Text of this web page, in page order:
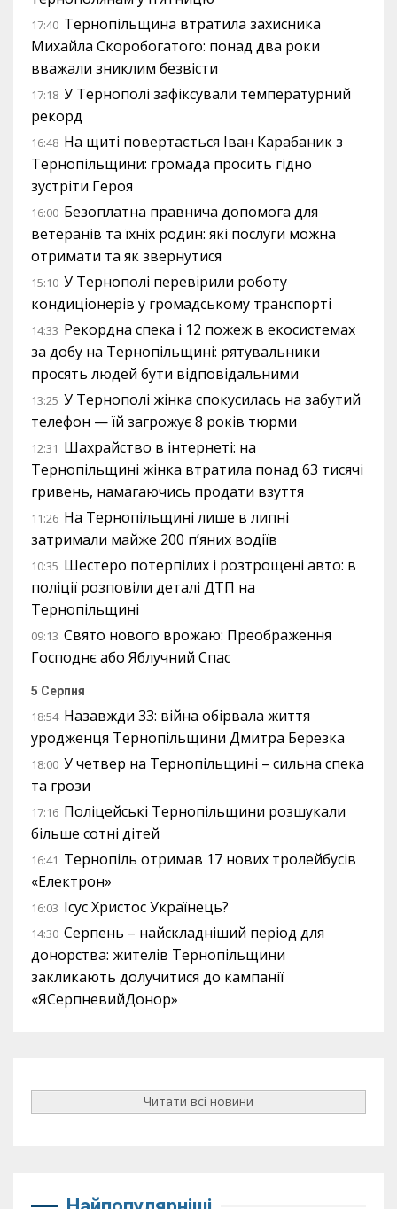
17:40 Тернопільщина втратила захисника
Михайла Скоробогатого: понад два роки
вважали зниклим безвісти
17:18 У Тернополі зафіксували температурний
рекорд
16:48 На щиті повертається Іван Карабаник з
Тернопільщини: громада просить гідно
зустріти Героя
16:00 Безоплатна правнича допомога для
ветеранів та їхніх родин: які послуги можна
отримати та як звернутися
15:10 У Тернополі перевірили роботу
кондиціонерів у громадському транспорті
14:33 Рекордна спека і 12 пожеж в екосистемах
за добу на Тернопільщині: рятувальники
просять людей бути відповідальними
13:25 У Тернополі жінка спокусилась на забутий
телефон — їй загрожує 8 років тюрми
12:31 Шахрайство в інтернеті: на
Тернопільщині жінка втратила понад 63 тисячі
гривень, намагаючись продати взуття
11:26 На Тернопільщині лише в липні
затримали майже 200 п’яних водіїв
10:35 Шестеро потерпілих і розтрощені авто: в
поліції розповіли деталі ДТП на
Тернопільщині
09:13 Свято нового врожаю: Преображення
Господнє або Яблучний Спас
5 Серпня
18:54 Назавжди 33: війна обірвала життя
уродженця Тернопільщини Дмитра Березка
18:00 У четвер на Тернопільщині – сильна спека
та грози
17:16 Поліцейські Тернопільщини розшукали
більше сотні дітей
16:41 Тернопіль отримав 17 нових тролейбусів
«Електрон»
16:03 Ісус Христос Українець?
14:30 Серпень – найскладніший період для
донорства: жителів Тернопільщини
закликають долучитися до кампанії
«ЯСерпневийДонор»
Читати всі новини